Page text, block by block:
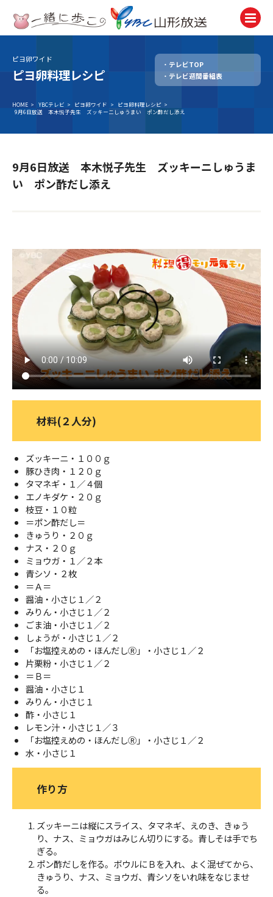
テレビ
TV
ラジオ
Radio
アナウンサー
Announcer
試写会・プレゼント
Present
ＹＢＣオンデマンド
やまがた情熱市場
ピヨ卵ワイド
ピヨ卵料理レシピ
テレビTOP
テレビ週間番組表
HOME > YBCテレビ > ピヨ卵ワイド > ピヨ卵料理レシピ >
9月6日放送 本木悦子先生 ズッキーニしゅうまい ポン酢だし添え
9月6日放送 本木悦子先生 ズッキーニしゅうま
い ポン酢だし添え
材料(２人分)
ズッキーニ・１００ｇ
豚ひき肉・１２０ｇ
タマネギ・１／４個
エノキダケ・２０ｇ
枝豆・１０粒
＝ポン酢だし＝
きゅうり・２０ｇ
ナス・２０ｇ
ミョウガ・１／２本
青シソ・２枚
＝Ａ＝
醤油・小さじ１／２
みりん・小さじ１／２
ごま油・小さじ１／２
しょうが・小さじ１／２
「お塩控えめの・ほんだしⓇ」・小さじ１／２
片栗粉・小さじ１／２
＝Ｂ＝
醤油・小さじ１
みりん・小さじ１
酢・小さじ１
レモン汁・小さじ１／３
「お塩控えめの・ほんだしⓇ」・小さじ１／２
水・小さじ１
作り方
ズッキーニは縦にスライス、タマネギ、えのき、きゅう
り、ナス、ミョウガはみじん切りにする。青しそは手でち
ぎる。
ポン酢だしを作る。ボウルにＢを入れ、よく混ぜてから、
きゅうり、ナス、ミョウガ、青シソをいれ味をなじませ
る。